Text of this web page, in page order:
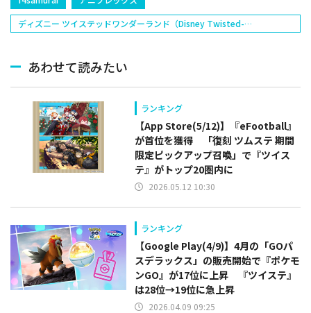
ディズニー ツイステッドワンダーランド（Disney Twisted-
あわせて読みたい
ランキング
【App Store(5/12)】『eFootball』
が首位を獲得 「復刻 ツムステ 期間
限定ピックアップ召喚」で『ツイス
テ』がトップ20圏内に
2026.05.12 10:30
ランキング
【Google Play(4/9)】4月の「GOパ
スデラックス」の販売開始で『ポケモ
ンGO』が17位に上昇 『ツイステ』
は28位→19位に急上昇
2026.04.09 09:25